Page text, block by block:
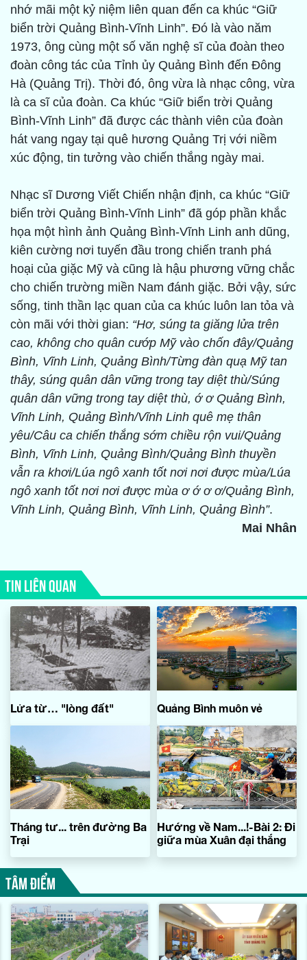
nhớ mãi một kỷ niệm liên quan đến ca khúc “Giữ
biển trời Quảng Bình-Vĩnh Linh”. Đó là vào năm
1973, ông cùng một số văn nghệ sĩ của đoàn theo
đoàn công tác của Tỉnh ủy Quảng Bình đến Đông
Hà (Quảng Trị). Thời đó, ông vừa là nhạc công, vừa
là ca sĩ của đoàn. Ca khúc “Giữ biển trời Quảng
Bình-Vĩnh Linh” đã được các thành viên của đoàn
hát vang ngay tại quê hương Quảng Trị với niềm
xúc động, tin tưởng vào chiến thắng ngày mai.
Nhạc sĩ Dương Viết Chiến nhận định, ca khúc “Giữ
biển trời Quảng Bình-Vĩnh Linh” đã góp phần khắc
họa một hình ảnh Quảng Bình-Vĩnh Linh anh dũng,
kiên cường nơi tuyến đầu trong chiến tranh phá
hoại của giặc Mỹ và cũng là hậu phương vững chắc
cho chiến trường miền Nam đánh giặc. Bởi vậy, sức
sống, tinh thần lạc quan của ca khúc luôn lan tỏa và
còn mãi với thời gian: “Hơ, súng ta giăng lửa trên
cao, không cho quân cướp Mỹ vào chốn đây/Quảng
Bình, Vĩnh Linh, Quảng Bình/Từng đàn quạ Mỹ tan
thây, súng quân dân vững trong tay diệt thù/Súng
quân dân vững trong tay diệt thù, ớ ơ Quảng Bình,
Vĩnh Linh, Quảng Bình/Vĩnh Linh quê mẹ thân
yêu/Câu ca chiến thắng sớm chiều rộn vui/Quảng
Bình, Vĩnh Linh, Quảng Bình/Quảng Bình thuyền
vẫn ra khơi/Lúa ngô xanh tốt nơi nơi được mùa/Lúa
ngô xanh tốt nơi nơi được mùa ơ ớ ơ ơ/Quảng Bình,
Vĩnh Linh, Quảng Bình, Vĩnh Linh, Quảng Bình”.
Mai Nhân
TIN LIÊN QUAN
Lửa từ… "lòng đất" Quảng Bình muôn vẻ
Tháng tư... trên đường Ba
Trại
Hướng về Nam...!-Bài 2: Đi
giữa mùa Xuân đại thắng
TÂM ĐIỂM